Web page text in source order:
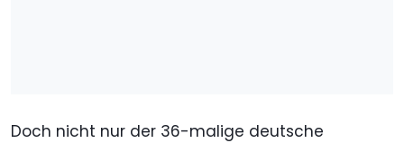
Doch nicht nur der 36-malige deutsche